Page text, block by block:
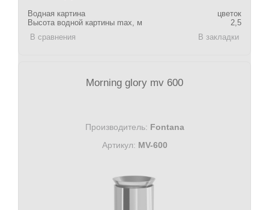
Водная картина
цветок
Высота водной картины max, м
2,5
В сравнения
В закладки
Morning glory mv 600
Производитель: Fontana
Артикул: MV-600